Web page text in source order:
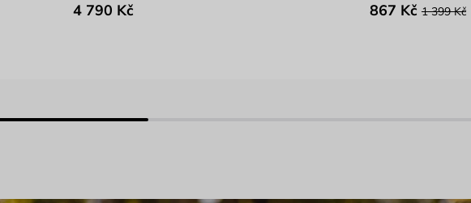
4 790 Kč 867 Kč 1 399 Kč